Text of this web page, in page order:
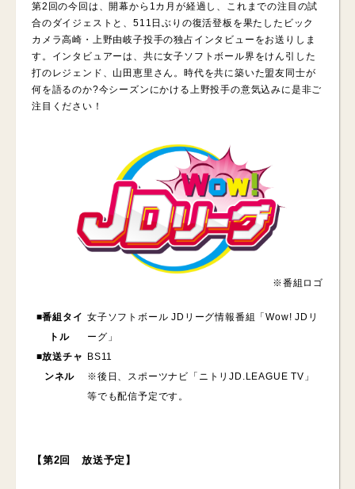
第2回の今回は、開幕から1カ月が経過し、これまでの注目の試
合のダイジェストと、511日ぶりの復活登板を果たしたビック
カメラ高崎・上野由岐子投手の独占インタビューをお送りしま
す。インタビュアーは、共に女子ソフトボール界をけん引した
打のレジェンド、山田恵里さん。時代を共に築いた盟友同士が
何を語るのか?今シーズンにかける上野投手の意気込みに是非ご
注目ください！
※番組ロゴ
■番組タイ
トル
女子ソフトボール JDリーグ情報番組「Wow! JDリ
ーグ」
■放送チャ
ンネル
BS11
※後日、スポーツナビ「ニトリJD.LEAGUE TV」
等でも配信予定です。
【第2回 放送予定】